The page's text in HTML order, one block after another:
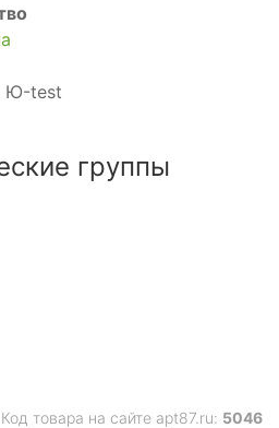
Ю-test
группы
Код товара на сайте apt87.ru: 5046